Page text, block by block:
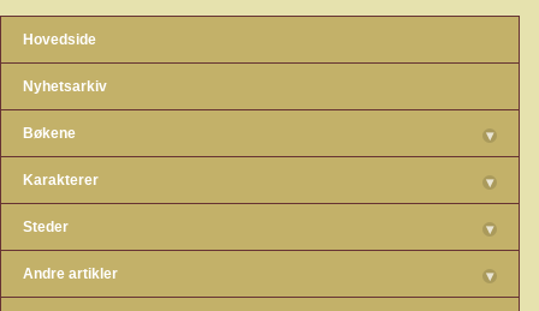
Hovedside
Nyhetsarkiv
Bøkene ▾
Karakterer ▾
Steder ▾
Andre artikler ▾